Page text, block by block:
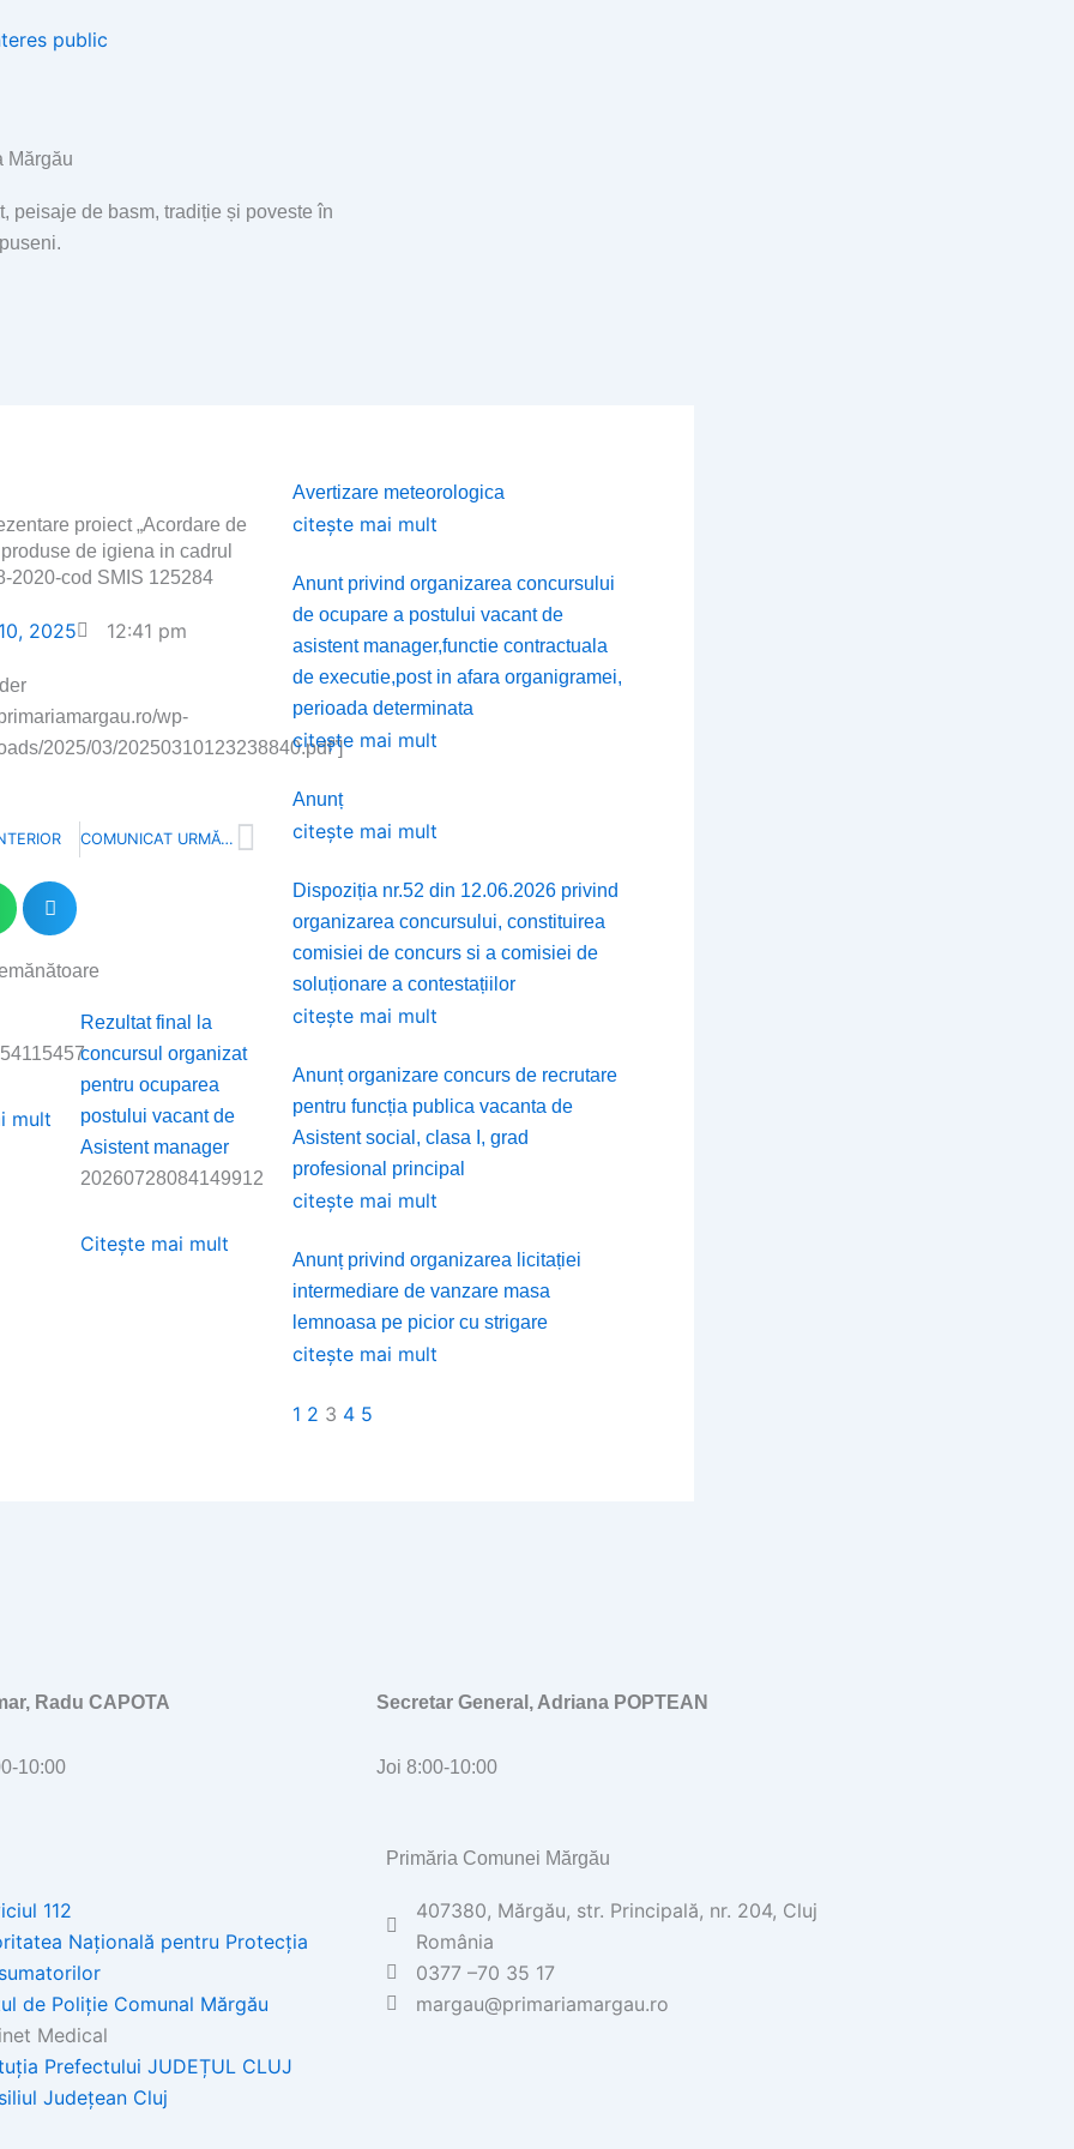
public
Mărgău
peisaje de basm, tradiție și poveste în
proiect „Acordare de
de igiena in cadrul
2020-cod SMIS 125284
2025 12:41 pm
wp-
2025/03/20250310123238840.pdf”]
COMUNICAT URMĂTOR Next
mult
Rezultat final la
concursul organizat
pentru ocuparea
postului vacant de
Asistent manager
20260728084149912
Citește mai mult
Avertizare meteorologica
citește mai mult
Anunt privind organizarea concursului
de ocupare a postului vacant de
asistent manager,functie contractuala
de executie,post in afara organigramei,
perioada determinata
citește mai mult
Anunț
citește mai mult
Dispoziția nr.52 din 12.06.2026 privind
organizarea concursului, constituirea
comisiei de concurs si a comisiei de
soluționare a contestațiilor
citește mai mult
Anunț organizare concurs de recrutare
pentru funcția publica vacanta de
Asistent social, clasa I, grad
profesional principal
citește mai mult
Anunț privind organizarea licitației
intermediare de vanzare masa
lemnoasa pe picior cu strigare
citește mai mult
Page
1
Page
2
Page
3
Page
4
Page
5
Radu CAPOTA
10:00
Secretar General, Adriana POPTEAN
Joi 8:00-10:00
112
Națională pentru Protecția
de Poliţie Comunal Mărgău
Medical
Prefectului JUDEȚUL CLUJ
Județean Cluj
Primăria Comunei Mărgău
407380, Mărgău, str. Principală, nr. 204, Cluj
România
0377 –70 35 17
margau@primariamargau.ro